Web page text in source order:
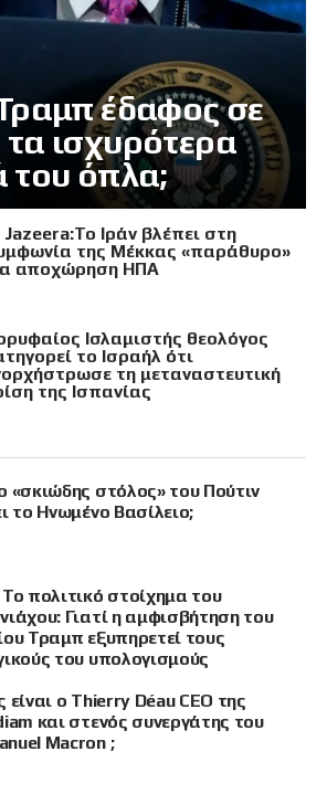
έδαφος σε
ισχυρότερα
του όπλα;
Jazeera:Το Ιράν βλέπει στη
της Μέκκας «παράθυρο»
αποχώρηση ΗΠΑ
Ισλαμιστής θεολόγος
το Ισραήλ ότι
τη μεταναστευτική
της Ισπανίας
«σκιώδης στόλος» του Πούτιν
το Ηνωμένο Βασίλειο;
Το πολιτικό στοίχημα του
Γιατί η αμφισβήτηση του
Τραμπ εξυπηρετεί τους
του υπολογισμούς
είναι ο Thierry Déau CEO της
και στενός συνεργάτης του
Macron ;